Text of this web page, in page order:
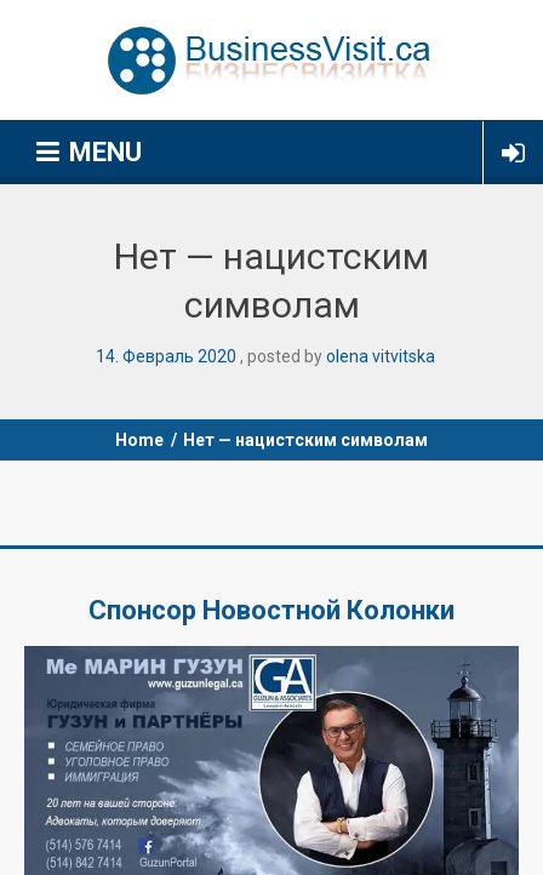
MENU
Нет — нацистским
символам
14 Февраль 2020 posted byolena vitvitska
Home / Нет — нацистским символам
Спонсор Новостной Колонки